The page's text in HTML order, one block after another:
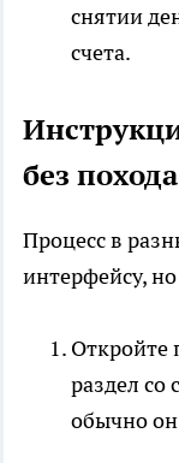
снятии
счета.
без
Процесс в
интерфейсу,
Откройте
раздел
обычно